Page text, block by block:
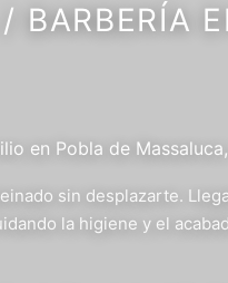
BARBERÍA
en Pobla de
sin desplazarte.
la higiene y el